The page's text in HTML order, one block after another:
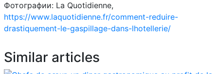
Фотографии: La Quotidienne,
https://www.laquotidienne.fr/comment-reduire-
drastiquement-le-gaspillage-dans-lhotellerie/
Similar articles